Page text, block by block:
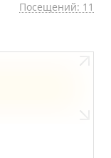
Посещений: 11